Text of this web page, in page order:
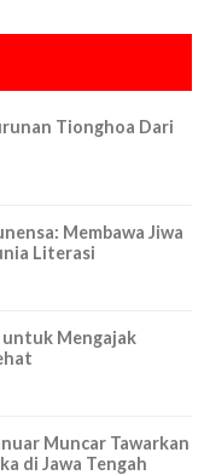
Tionghoa Dari
Membawa Jiwa
Literasi
untuk Mengajak
Muncar Tawarkan
di Jawa Tengah